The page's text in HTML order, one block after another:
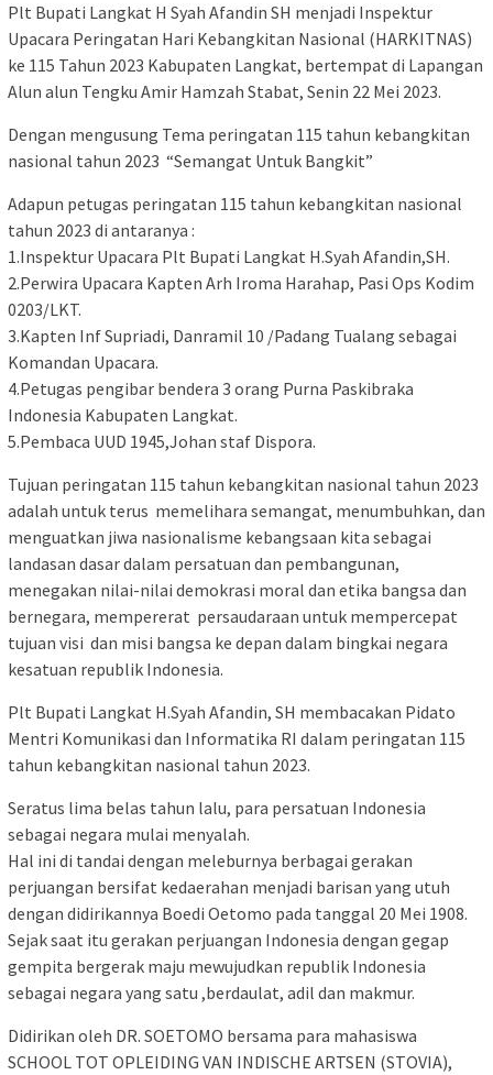
Plt Bupati Langkat H Syah Afandin SH menjadi Inspektur
Upacara Peringatan Hari Kebangkitan Nasional (HARKITNAS)
ke 115 Tahun 2023 Kabupaten Langkat, bertempat di Lapangan
Alun alun Tengku Amir Hamzah Stabat, Senin 22 Mei 2023.
Dengan mengusung Tema peringatan 115 tahun kebangkitan
nasional tahun 2023 “Semangat Untuk Bangkit”
Adapun petugas peringatan 115 tahun kebangkitan nasional
tahun 2023 di antaranya :
1.Inspektur Upacara Plt Bupati Langkat H.Syah Afandin,SH.
2.Perwira Upacara Kapten Arh Iroma Harahap, Pasi Ops Kodim
0203/LKT.
3.Kapten Inf Supriadi, Danramil 10 /Padang Tualang sebagai
Komandan Upacara.
4.Petugas pengibar bendera 3 orang Purna Paskibraka
Indonesia Kabupaten Langkat.
5.Pembaca UUD 1945,Johan staf Dispora.
Tujuan peringatan 115 tahun kebangkitan nasional tahun 2023
adalah untuk terus memelihara semangat, menumbuhkan, dan
menguatkan jiwa nasionalisme kebangsaan kita sebagai
landasan dasar dalam persatuan dan pembangunan,
menegakan nilai-nilai demokrasi moral dan etika bangsa dan
bernegara, mempererat persaudaraan untuk mempercepat
tujuan visi dan misi bangsa ke depan dalam bingkai negara
kesatuan republik Indonesia.
Plt Bupati Langkat H.Syah Afandin, SH membacakan Pidato
Mentri Komunikasi dan Informatika RI dalam peringatan 115
tahun kebangkitan nasional tahun 2023.
Seratus lima belas tahun lalu, para persatuan Indonesia
sebagai negara mulai menyalah.
Hal ini di tandai dengan meleburnya berbagai gerakan
perjuangan bersifat kedaerahan menjadi barisan yang utuh
dengan didirikannya Boedi Oetomo pada tanggal 20 Mei 1908.
Sejak saat itu gerakan perjuangan Indonesia dengan gegap
gempita bergerak maju mewujudkan republik Indonesia
sebagai negara yang satu ,berdaulat, adil dan makmur.
Didirikan oleh DR. SOETOMO bersama para mahasiswa
SCHOOL TOT OPLEIDING VAN INDISCHE ARTSEN (STOVIA),